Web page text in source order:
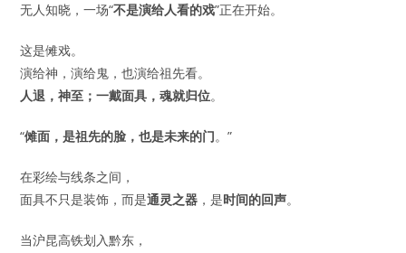
无人知晓，一场“不是演给人看的戏”正在开始。
这是傩戏。
演给神，演给鬼，也演给祖先看。
人退，神至；一戴面具，魂就归位。
“傩面，是祖先的脸，也是未来的门。”
在彩绘与线条之间，
面具不只是装饰，而是通灵之器 ，是时间的回声。
当沪昆高铁划入黔东，